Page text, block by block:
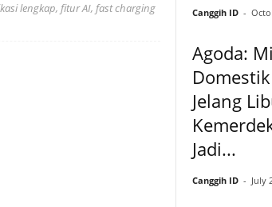
lengkap, fitur AI, fast charging
Canggih ID -
Agoda:
Jelang
Jadi...
Canggih ID - July